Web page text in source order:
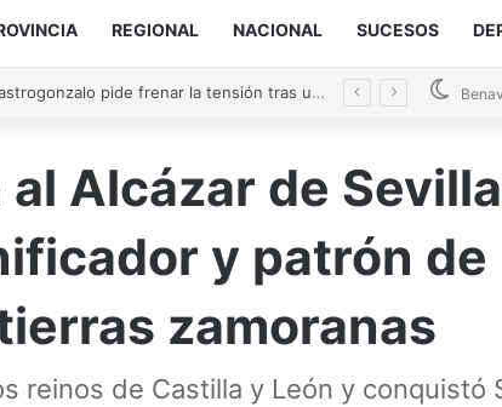
REGIONAL NACIONAL SUCESOS
El alcalde de Castrogonzalo pide frenar la tensión tras un acto vandálico contra una edil
Alcázar de
y patrón
zamoranas
reinos de Castilla y León y